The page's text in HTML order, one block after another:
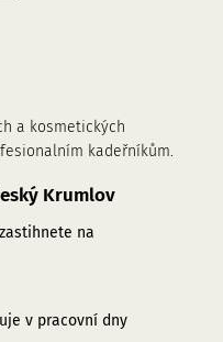
a kosmetických
kadeřníkům.
Krumlov
na
v pracovní dny